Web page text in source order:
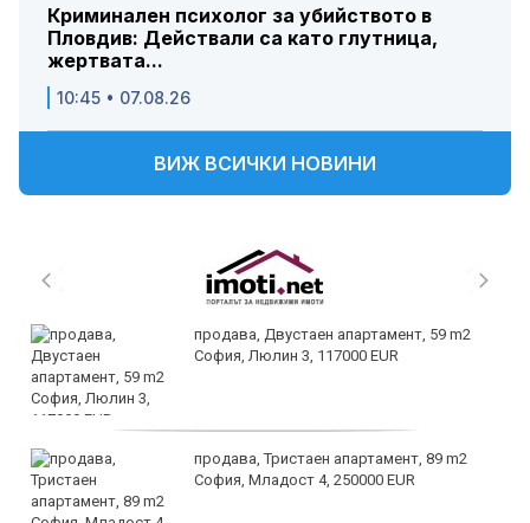
Криминален психолог за убийството в
Пловдив: Действали са като глутница,
жертвата...
10:45 • 07.08.26
ВИЖ ВСИЧКИ НОВИНИ
продава, Двустаен апартамент, 59 m2
София, Люлин 3, 117000 EUR
продава, Тристаен апартамент, 89 m2
София, Младост 4, 250000 EUR